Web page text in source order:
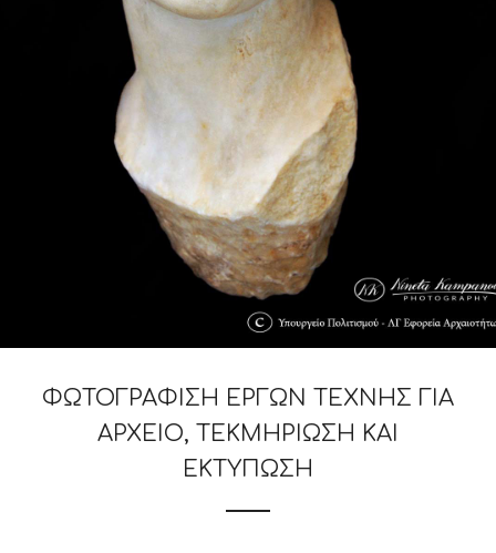
ΦΩΤΟΓΡΆΦΙΣΗ ΈΡΓΩΝ ΤΈΧΝΗΣ ΓΙΑ
ΑΡΧΕΊΟ, ΤΕΚΜΗΡΊΩΣΗ ΚΑΙ
ΕΚΤΎΠΩΣΗ